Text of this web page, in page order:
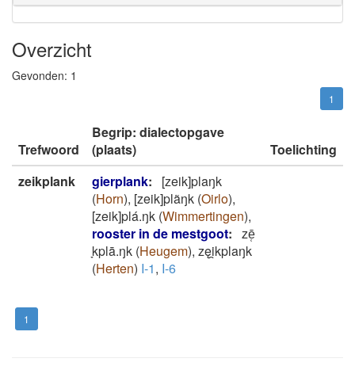
Overzicht
Gevonden: 1
1
Trefwoord
Begrip: dialectopgave
(plaats)
Toelichting
zeikplank
gierplank:
[zeik]plaŋk
(Horn), [zeik]plãŋk (Oirlo),
[zeik]plá.ŋk (Wimmertingen),
rooster in de mestgoot: zē̜
̞kplā.ŋk (Heugem), zęi̯kplaŋk
(Herten) I-1, I-6
1